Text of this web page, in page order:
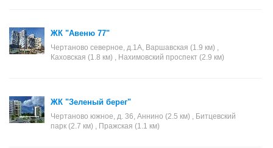
ЖК "Авеню 77"
Чертаново северное, д.1А, Варшавская (1.9 км) ,
Каховская (1.8 км) , Нахимовский проспект (2.9 км)
ЖК "Зеленый берег"
Чертаново южное, д. 36, Аннино (2.5 км) , Битцевский
парк (2.7 км) , Пражская (1.1 км)